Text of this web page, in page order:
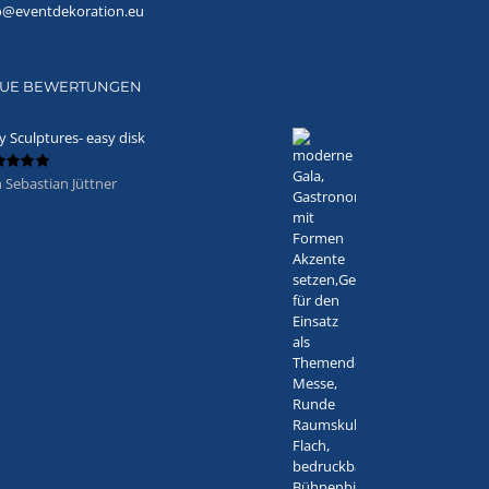
BEWERTUNGEN
Sculptures- easy disk
Sebastian Jüttner